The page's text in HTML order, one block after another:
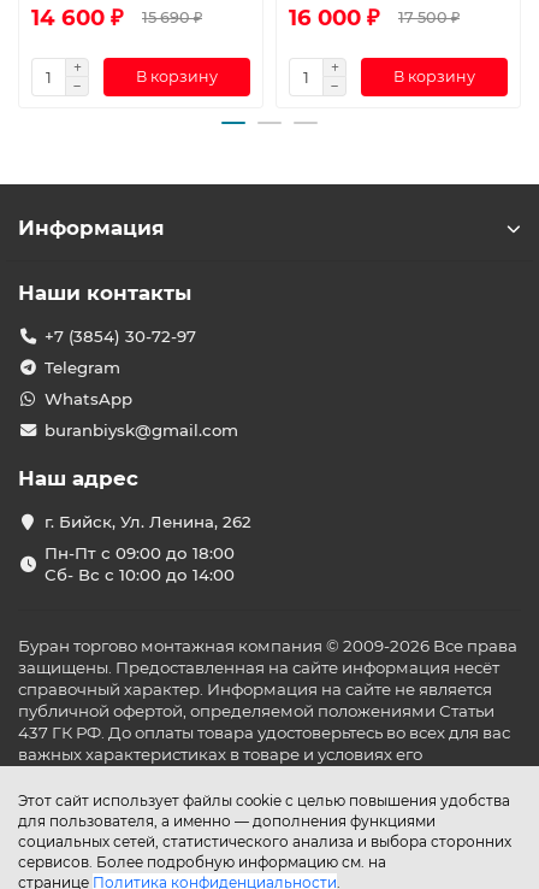
14 600 ₽ 15 690 ₽
В корзину
16 000 ₽ 17 500 ₽
В корзину
Этот сайт использует файлы cookie с целью повышения удобства
для пользователя, а именно — дополнения функциями
социальных сетей, статистического анализа и выбора сторонних
сервисов. Более подробную информацию см. на
странице Политика конфиденциальности.
Информация
Наши контакты
+7 (3854) 30-72-97
Telegram
WhatsApp
buranbiysk@gmail.com
Наш адрес
г. Бийск, Ул. Ленина, 262
Пн-Пт с 09:00 до 18:00
Сб- Вс с 10:00 до 14:00
Буран торгово монтажная компания © 2009-2026 Все права
защищены. Предоставленная на сайте информация несёт
справочный характер. Информация на сайте не является
публичной офертой, определяемой положениями Статьи
437 ГК РФ. До оплаты товара удостоверьтесь во всех для вас
важных характеристиках в товаре и условиях его